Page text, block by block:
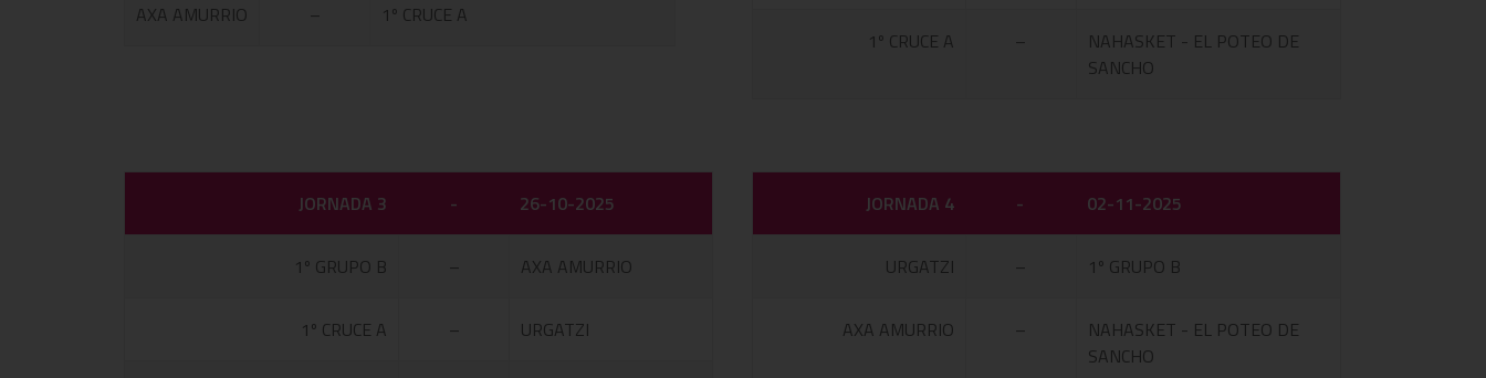
AXA AMURRIO – 1º CRUCE A
1º CRUCE A –
NAHASKET - EL POTEO DE
SANCHO
JORNADA 3 - 26-10-2025
1º GRUPO B – AXA AMURRIO
1º CRUCE A – URGATZI
JORNADA 4 - 02-11-2025
URGATZI – 1º GRUPO B
AXA AMURRIO –
NAHASKET - EL POTEO DE
SANCHO